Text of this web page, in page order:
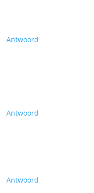
Antwoord
Antwoord
Antwoord